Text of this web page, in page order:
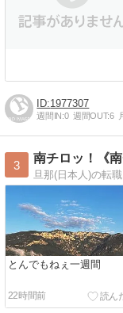
1977307
週間IN:0 週間OUT:6
3
南チロッ！《
とんでもねぇ一週間
22時間前